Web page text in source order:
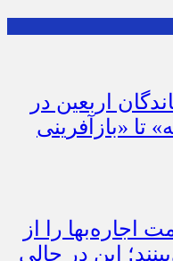
اربعین در
تا «بازآفرینی
اجاره‌بها را از
این در حالی